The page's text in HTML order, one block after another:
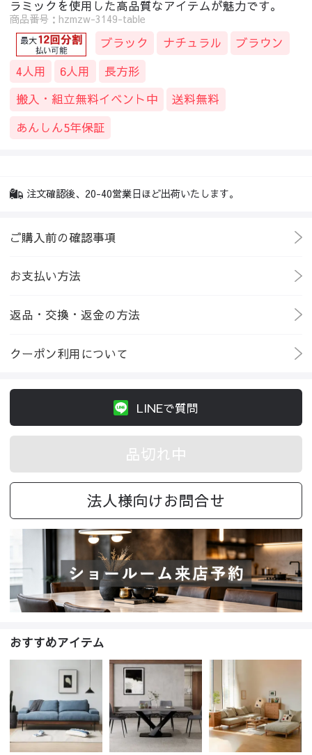
ラミックを使用した高品質なアイテムが魅力です。
商品番号：hzmzw-3149-table
ブラック ナチュラル
ブラウン
4人用
6人用
長方形
搬入・組立無料イベント中
送料無料
あんしん5年保証
注文確認後、20-40営業日ほど出荷いたします。
ご購入前の確認事項
お支払い方法
返品・交換・返金の方法
クーポン利用について
LINEで質問
品切れ中
法人様向けお問合せ
おすすめアイテム